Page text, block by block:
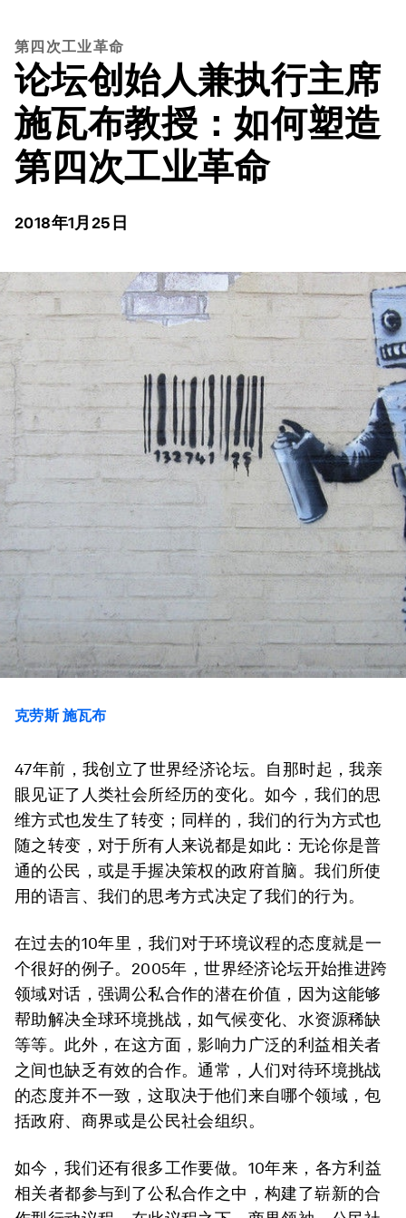
第四次工业革命
论坛创始人兼执行主席
施瓦布教授：如何塑造
第四次工业革命
2018年1月25日
克劳斯 施瓦布
47年前，我创立了世界经济论坛。自那时起，我亲
眼见证了人类社会所经历的变化。如今，我们的思
维方式也发生了转变；同样的，我们的行为方式也
随之转变，对于所有人来说都是如此：无论你是普
通的公民，或是手握决策权的政府首脑。我们所使
用的语言、我们的思考方式决定了我们的行为。
在过去的10年里，我们对于环境议程的态度就是一
个很好的例子。2005年，世界经济论坛开始推进跨
领域对话，强调公私合作的潜在价值，因为这能够
帮助解决全球环境挑战，如气候变化、水资源稀缺
等等。此外，在这方面，影响力广泛的利益相关者
之间也缺乏有效的合作。通常，人们对待环境挑战
的态度并不一致，这取决于他们来自哪个领域，包
括政府、商界或是公民社会组织。
如今，我们还有很多工作要做。10年来，各方利益
相关者都参与到了公私合作之中，构建了崭新的合